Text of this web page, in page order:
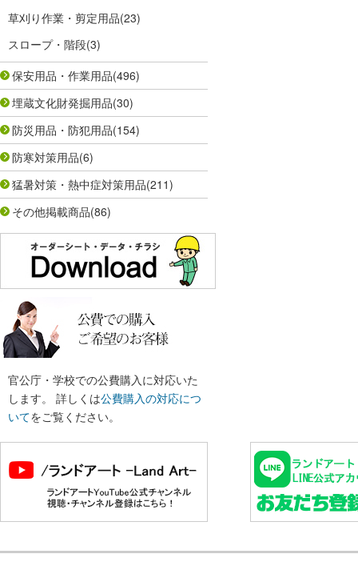
草刈り作業・剪定用品(23)
スロープ・階段(3)
保安用品・作業用品(496)
埋蔵文化財発掘用品(30)
防災用品・防犯用品(154)
防寒対策用品(6)
猛暑対策・熱中症対策用品(211)
その他掲載商品(86)
官公庁・学校での公費購入に対応いた
します。 詳しくは公費購入の対応につ
いてをご覧ください。